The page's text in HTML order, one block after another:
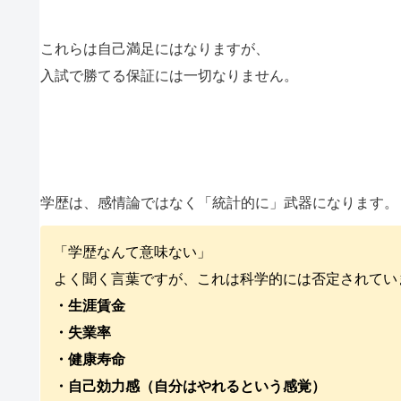
これらは自己満足にはなりますが、
入試で勝てる保証には一切なりません。
学歴は、感情論ではなく「統計的に」武器になります。
「学歴なんて意味ない」
よく聞く言葉ですが、これは科学的には否定されてい
・生涯賃金
・失業率
・健康寿命
・自己効力感（自分はやれるという感覚）